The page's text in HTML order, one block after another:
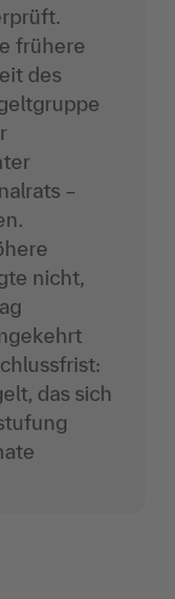
frühere
des
–
nicht,
, das sich